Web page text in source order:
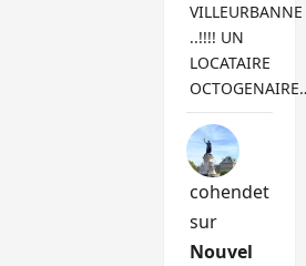
VILLEURBANNE
..!!!! UN
LOCATAIRE
cohendet
sur
Nouvel